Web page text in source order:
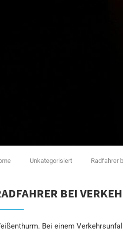
Unkategorisiert Radfahrer
BEI
Bei einem